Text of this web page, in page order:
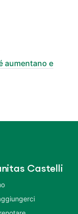
aumentano e
Castelli